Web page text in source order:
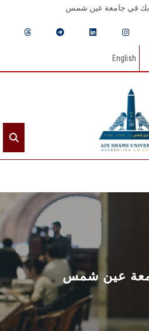
بك في جامعة عين شمس
English
الرئيسيـة
عن الجامعة
القطاعـات
الشئون الأكاديمية
عين شمس